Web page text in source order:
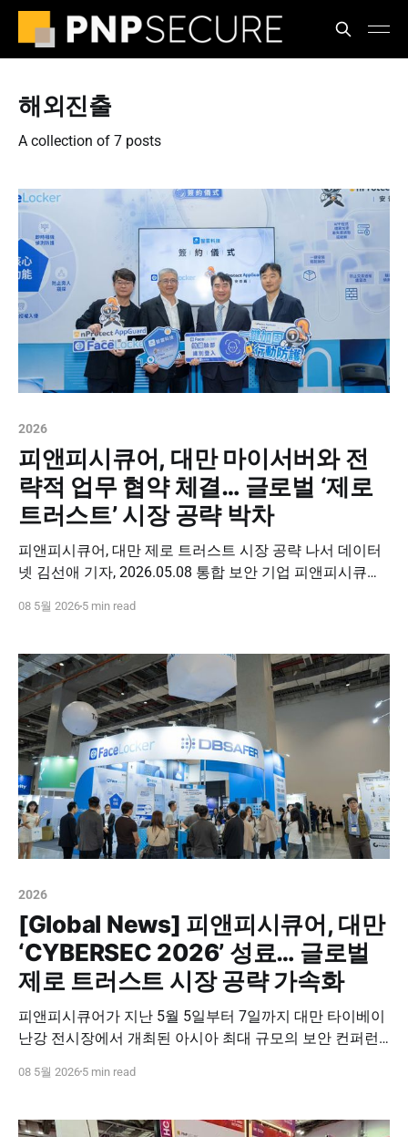
해외진출
A collection of 7 posts
2026
피앤피시큐어, 대만 마이서버와 전
략적 업무 협약 체결… 글로벌 ‘제로
트러스트’ 시장 공략 박차
피앤피시큐어, 대만 제로 트러스트 시장 공략 나서 데이터
넷 김선애 기자, 2026.05.08 통합 보안 기업 피앤피시큐어
내셔널(Myserver International)과 전략적 업무협약(MOU)
혔다. 피앤피시큐어는 대만에서 개인정보보호법(PDPA),
사이버 보안 관리 법 등
08 5월 2026 5 min read
2026
[Global News] 피앤피시큐어, 대만
‘CYBERSEC 2026’ 성료… 글로벌
제로 트러스트 시장 공략 가속화
피앤피시큐어가 지난 5월 5일부터 7일까지 대만 타이베이
난강 전시장에서 개최된 아시아 최대 규모의 보안 컨퍼런
전시는 단순한 참가를 넘어, 대만 현지 파트너사인 마이서
적인 글로벌 시장 진출의 신호탄을 쏘아 올렸다는 점에서
08 5월 2026 5 min read